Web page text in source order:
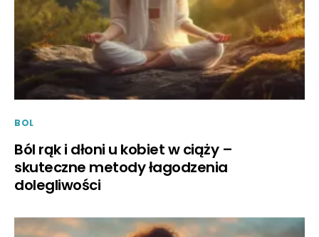
BOL
Ból rąk i dłoni u kobiet w ciąży –
skuteczne metody łagodzenia
dolegliwości